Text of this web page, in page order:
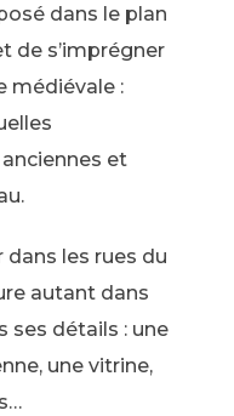
dans le plan
de s’imprégner
médiévale :
et
les rues du
autant dans
ses détails : une
une vitrine,